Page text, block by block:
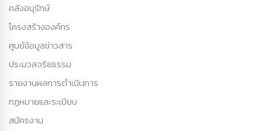
คลังอนุรักษ์
โครงสร้างองค์กร
ศูนย์ข้อมูลข่าวสาร
ประมวลจริยธรรม
รายงานผลการดำเนินการ
กฏหมายและระเบียบ
สมัครงาน